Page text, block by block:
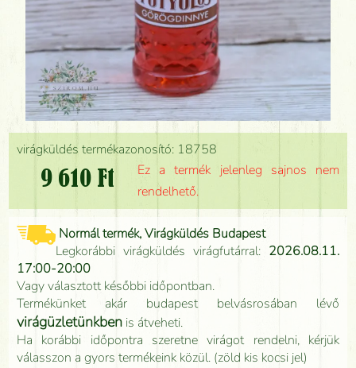
virágküldés termékazonosító: 18758
9 610 Ft
Ez a termék jelenleg sajnos nem
rendelhető.
Normál termék, Virágküldés Budapest
Legkorábbi virágküldés virágfutárral: 2026.08.11.
17:00-20:00
Vagy választott későbbi időpontban.
Termékünket akár budapest belvásrosában lévő
virágüzletünkben is átveheti.
Ha korábbi időpontra szeretne virágot rendelni, kérjük
válasszon a gyors termékeink közül. (zöld kis kocsi jel)